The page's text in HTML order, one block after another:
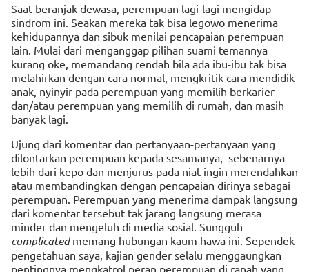
Saat beranjak dewasa, perempuan lagi-lagi mengidap
sindrom ini. Seakan mereka tak bisa legowo menerima
kehidupannya dan sibuk menilai pencapaian perempuan
lain. Mulai dari menganggap pilihan suami temannya
kurang oke, memandang rendah bila ada ibu-ibu tak bisa
melahirkan dengan cara normal, mengkritik cara mendidik
anak, nyinyir pada perempuan yang memilih berkarier
dan/atau perempuan yang memilih di rumah, dan masih
banyak lagi.
Ujung dari komentar dan pertanyaan-pertanyaan yang
dilontarkan perempuan kepada sesamanya, sebenarnya
lebih dari kepo dan menjurus pada niat ingin merendahkan
atau membandingkan dengan pencapaian dirinya sebagai
perempuan. Perempuan yang menerima dampak langsung
dari komentar tersebut tak jarang langsung merasa
minder dan mengeluh di media sosial. Sungguh
complicatedmemang hubungan kaum hawa ini. Sependek
pengetahuan saya, kajian gender selalu menggaungkan
pentingnya mengkatrol peran perempuan di ranah yang